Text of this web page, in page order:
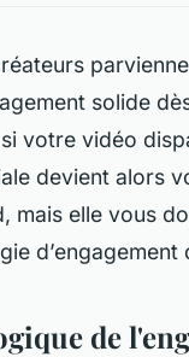
solide
votre vidéo
devient alors
mais elle vous
de